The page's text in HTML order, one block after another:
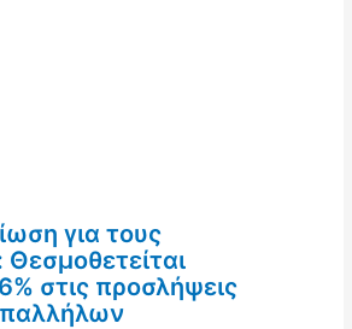
για τους
στις προσλήψεις